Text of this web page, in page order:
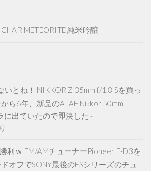
METEORITE 純米吟醸
いとね！ NIKKOR Z 35mm f/1.8 Sを買っ
ら6年、新品のAI AF Nikkor 50mm
出ていたので即決した -
利ｗ FM/AMチューナーPioneer F-D3を
オフでSONY最後のESシリーズのチュ